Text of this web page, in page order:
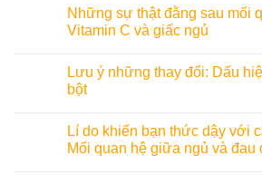
Những sự thật đằng sau mối
Vitamin C và giấc ngủ
Lưu ý những thay đổi: Dấu
bột
Lí do khiến bạn thức dậy với
Mối quan hệ giữa ngủ và đau